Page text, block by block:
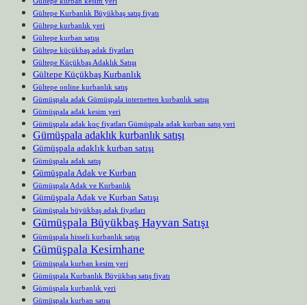
Gültepe Kurbanlık Büyükbaş satış fiyatı
Gültepe kurbanlık yeri
Gültepe kurban satışı
Gültepe küçükbaş adak fiyatları
Gültepe Küçükbaş Adaklık Satışı
Gültepe Küçükbaş Kurbanlık
Gültepe online kurbanlık satış
Gümüşpala adak Gümüşpala internetten kurbanlık satışı
Gümüşpala adak kesim yeri
Gümüşpala adak koç fiyatları Gümüşpala adak kurban satış yeri
Gümüşpala adaklık kurbanlık satışı
Gümüşpala adaklık kurban satışı
Gümüşpala adak satış
Gümüşpala Adak ve Kurban
Gümüşpala Adak ve Kurbanlık
Gümüşpala Adak ve Kurban Satışı
Gümüşpala büyükbaş adak fiyatları
Gümüşpala Büyükbaş Hayvan Satışı
Gümüşpala hisseli kurbanlık satışı
Gümüşpala Kesimhane
Gümüşpala kurban kesim yeri
Gümüşpala Kurbanlık Büyükbaş satış fiyatı
Gümüşpala kurbanlık yeri
Gümüşpala kurban satışı